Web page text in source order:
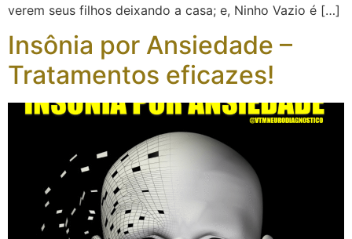
verem seus filhos deixando a casa; e, Ninho Vazio é […]
Insônia por Ansiedade –
Tratamentos eficazes!